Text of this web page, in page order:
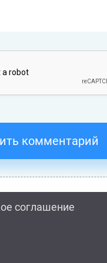
комментарий
соглашение